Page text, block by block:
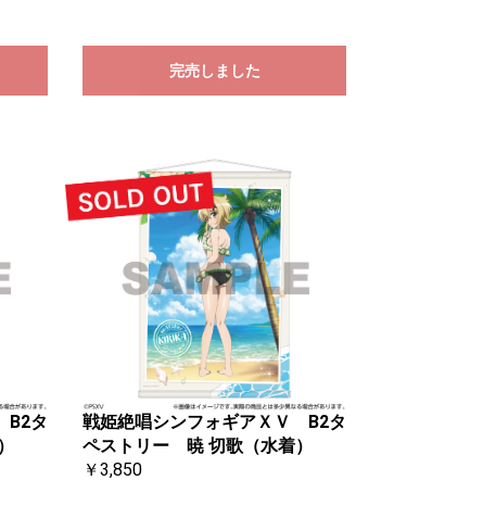
完売しました
B2タ
戦姫絶唱シンフォギアＸＶ B2タ
ペストリー 暁 切歌（水着）
￥3,850